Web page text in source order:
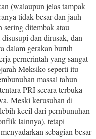
(walaupun jelas tampak
tidak besar dan jauh
sering ditembak atau
dan dirusak, dan
dalam gerakan buruh
pernerintah yang sangat
Mek­siko seperti itu
massal tahun
PRI secara terbuka
Meski kerusuhan di
kecil dari pernbunuhan
lainnya), tetapi
sebagian besar